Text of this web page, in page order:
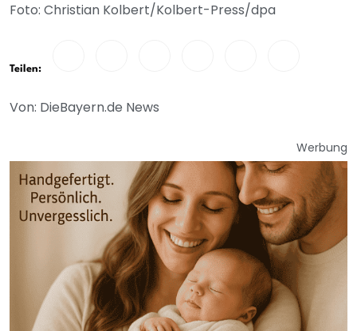
Foto: Christian Kolbert/Kolbert-Press/dpa
Teilen:
Von: DieBayern.de News
Werbung